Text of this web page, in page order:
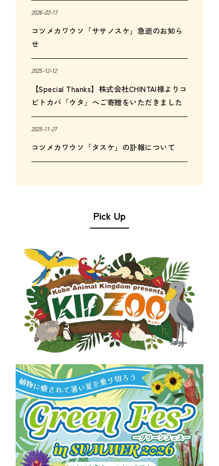
2026-02-17
コツメカワウソ「ササノスケ」急逝のお知ら
せ
2025-12-12
【Special Thanks】株式会社CHINTAI様よりコ
ビトカバ「ウタ」へご寄贈をいただきました
2025-11-27
コツメカワウソ「タスケ」の訃報について
Pick Up